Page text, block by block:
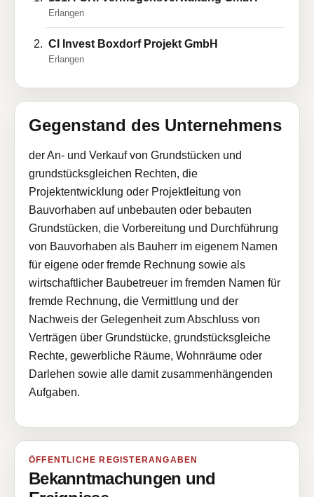
Erlangen
CI Invest Boxdorf Projekt GmbH
Erlangen
Gegenstand des Unternehmens
der An- und Verkauf von Grundstücken und
grundstücksgleichen Rechten, die
Projektentwicklung oder Projektleitung von
Bauvorhaben auf unbebauten oder bebauten
Grundstücken, die Vorbereitung und Durchführung
von Bauvorhaben als Bauherr im eigenem Namen
für eigene oder fremde Rechnung sowie als
wirtschaftlicher Baubetreuer im fremden Namen für
fremde Rechnung, die Vermittlung und der
Nachweis der Gelegenheit zum Abschluss von
Verträgen über Grundstücke, grundstücksgleiche
Rechte, gewerbliche Räume, Wohnräume oder
Darlehen sowie alle damit zusammenhängenden
Aufgaben.
ÖFFENTLICHE REGISTERANGABEN
Bekanntmachungen und